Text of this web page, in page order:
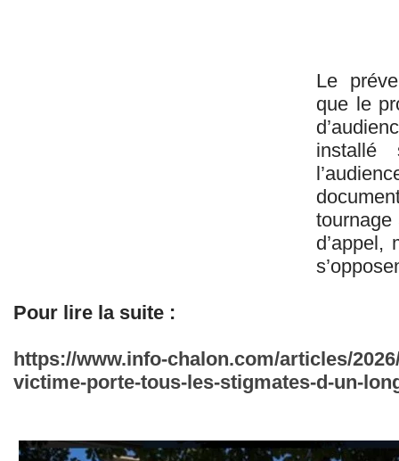
Le
que le
installé
tournage
Pour lire la suite :
https://www.info-chalon.com/articles/
victime-porte-tous-les-stigmates-d-un-